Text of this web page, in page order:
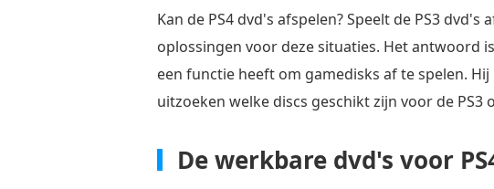
Kan de PS4 dvd's afspelen? Speelt de PS3
oplossingen voor deze situaties. Het antwoord
een functie heeft om gamedisks af te spelen.
uitzoeken welke discs geschikt zijn voor de PS3
De werkbare dvd's voor